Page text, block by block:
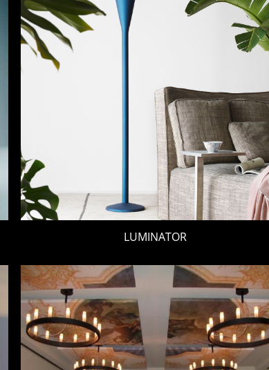
LUMINATOR